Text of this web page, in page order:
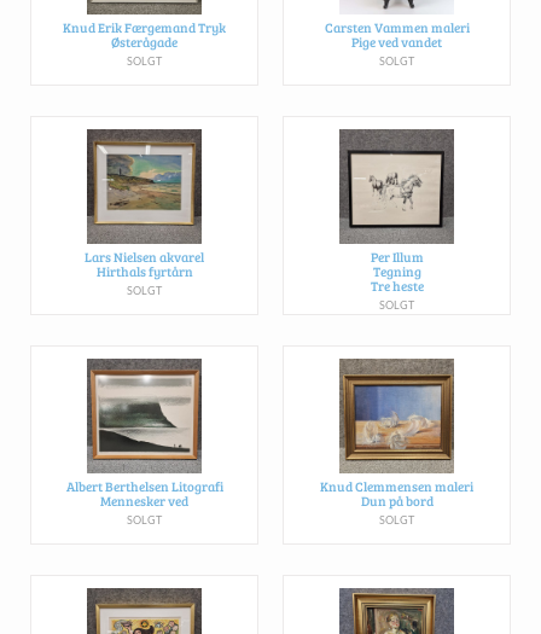
Knud Erik Færgemand Tryk
Østerågade
SOLGT
Carsten Vammen maleri
Pige ved vandet
SOLGT
Lars Nielsen akvarel
Hirthals fyrtårn
SOLGT
Per Illum
Tegning
Tre heste
SOLGT
Albert Berthelsen Litografi
Mennesker ved
SOLGT
Knud Clemmensen maleri
Dun på bord
SOLGT